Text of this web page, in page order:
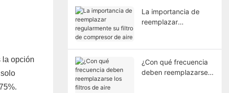
la opción
La importancia de
reemplazar
¿Con qué frecuencia
deben reemplazarse